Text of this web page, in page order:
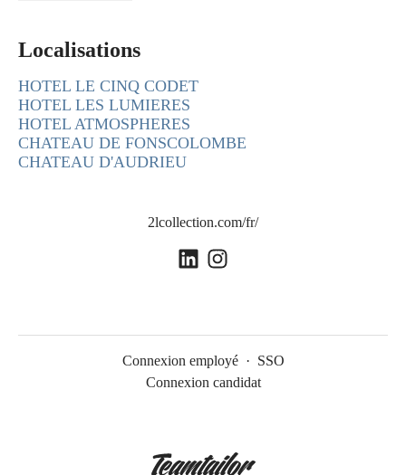
Localisations
HOTEL LE CINQ CODET
HOTEL LES LUMIERES
HOTEL ATMOSPHERES
CHATEAU DE FONSCOLOMBE
CHATEAU D'AUDRIEU
2lcollection.com/fr/
Connexion employé · SSO
Connexion candidat